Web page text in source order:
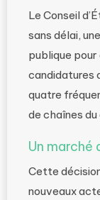
Le Conseil
sans délai,
publique pour
candidatures
quatre
de chaînes
Un marché
Cette
nouveaux